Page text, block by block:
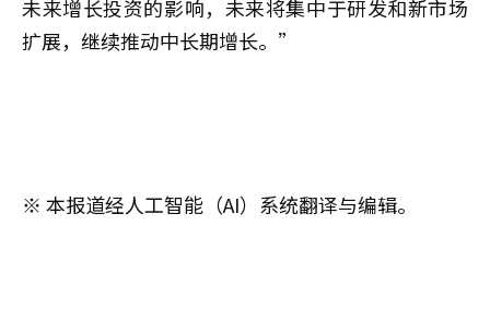
未来增长投资的影响，未来将集中于研发和新市场
扩展，继续推动中长期增长。”
※ 本报道经人工智能（AI）系统翻译与编辑。